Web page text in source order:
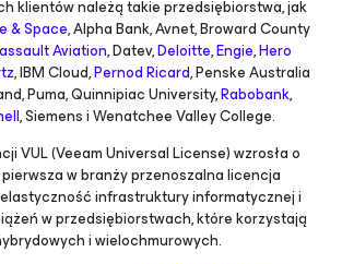
klientów należą takie przedsiębiorstwa, jak
& Space, Alpha Bank, Avnet, Broward County
Aviation, Datev,Deloitte,Engie,Hero
, IBM Cloud,Pernod Ricard, Penske Australia
Puma, Quinnipiac University,Rabobank,
, Siemens i Wenatchee Valley College.
VUL (Veeam Universal License) wzrosła o
pierwsza w branży przenoszalna licencja
infrastruktury informatycznej i
w przedsiębiorstwach, które korzystają
i wielochmurowych.